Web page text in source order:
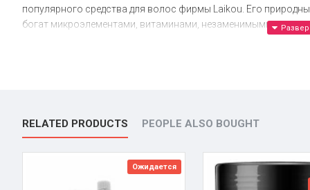
популярного средства для волос фирмы Laikou. Его
богат микроэлементами, витаминами, незаменимыми
восстанавливает естественную структуру волосяных
улучшает их внешний вид, придает дополнительный
предотвращает появление посеченных кончиков;
RELATED PRODUCTS PEOPLE ALSO BOUGHT
Ожидается